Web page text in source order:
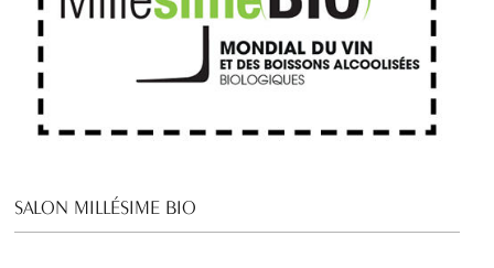
SALON MILLÉSIME BIO